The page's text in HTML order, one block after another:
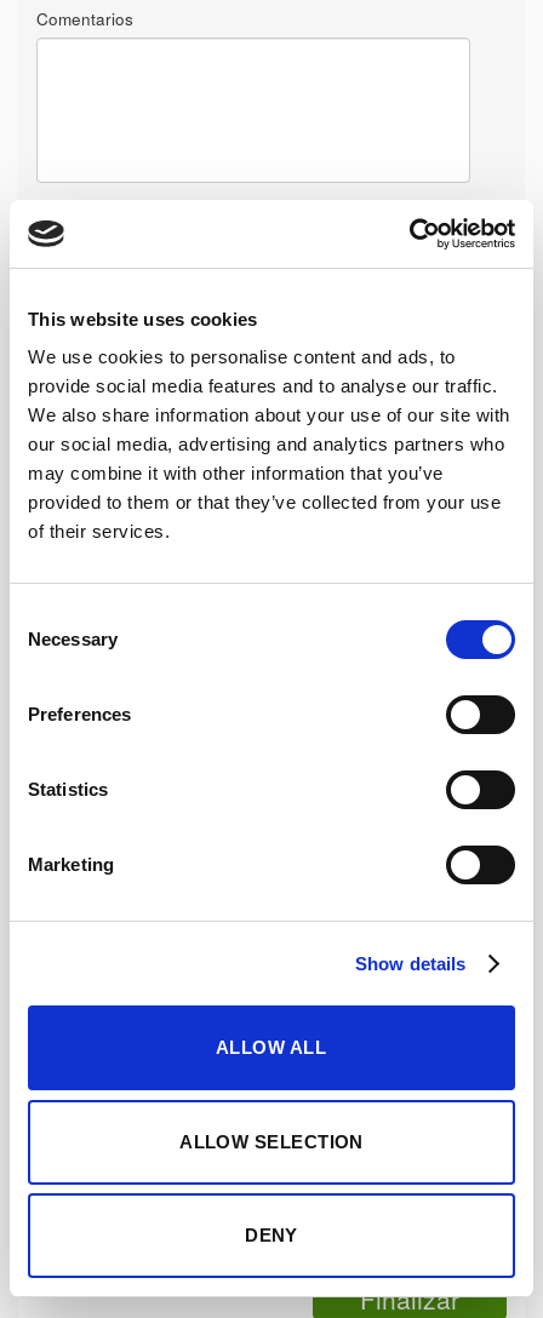
This website uses cookies
We use cookies to personalise content and ads, to
provide social media features and to analyse our traffic.
We also share information about your use of our site with
our social media, advertising and analytics partners who
may combine it with other information that you’ve
provided to them or that they’ve collected from your use
of their services.
Selection
Necessary
Preferences
Statistics
Marketing
Show details
ALLOW ALL
ALLOW SELECTION
DENY
Comentarios
(* ) Debe rellenar todos los campos obligatorios
Deseo recibir información adicional + Info
Protección de datos(*)+ Info
Los Usuarios, mediante la marcación de las casillas
correspondientes y entrada de datos en los campos del
formulario de reserva aceptan expresamente y de forma
virtud de la legalidad vigente.
Acepto los Términos y Condiciones
Ver
Transferencia
Esta reserva no requiere pago en este
requerirse según se indica en las condiciones
Finalizar